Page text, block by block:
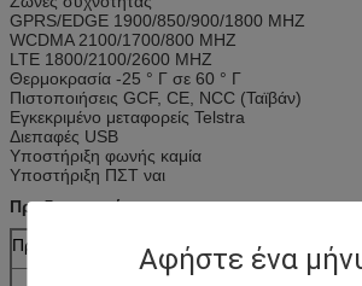
Αφήστε ένα
GPRS/EDGE 1900/850/900/1800 MHZ
WCDMA 2100/1700/800 MHZ
LTE 1800/2100/2600 MHZ
Θερμοκρασία -25 ° Γ σε 60 ° Γ
Πιστοποιήσεις GCF, CE, NCC (Ταϊβάν)
Εγκεκριμένο μεταφορείς Telstra
Διεπαφές USB
Υποστήριξη φωνής καμία
Υποστήριξη ΠΣΤ ναι
Προδιαγραφή:
Προδιαγραφές